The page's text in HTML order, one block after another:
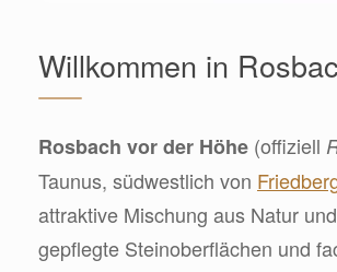
Willkommen in
Rosbach vor der Höhe (offiziell
Taunus, südwestlich von
attraktive Mischung aus Natur
gepflegte Steinoberflächen und